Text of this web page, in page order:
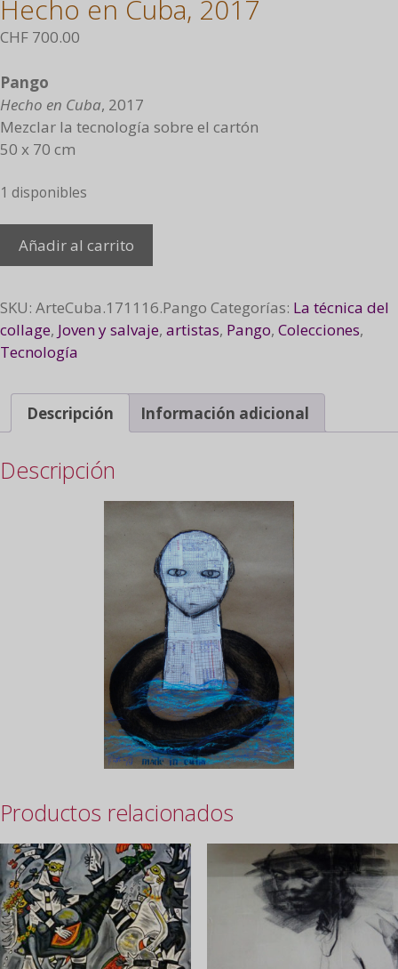
Hecho en Cuba, 2017
CHF 700.00
Pango
Hecho en Cuba, 2017
Mezclar la tecnología sobre el cartón
50 x 70 cm
1 disponibles
cantidad
Añadir al carrito
SKU: ArteCuba.171116.Pango Categorías: La técnica del
collage, Joven y salvaje, artistas, Pango, Colecciones,
Tecnología
Descripción Información adicional
Descripción
Productos relacionados